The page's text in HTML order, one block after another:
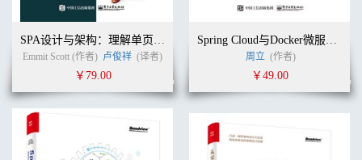
SPA设计与架构：理解单页面Web应用
Emmit Scott (作者) 卢俊祥 (译者)
￥79.00
Spring Cloud与Docker微服务架构实战（第2版）
周立 (作者)
￥49.00